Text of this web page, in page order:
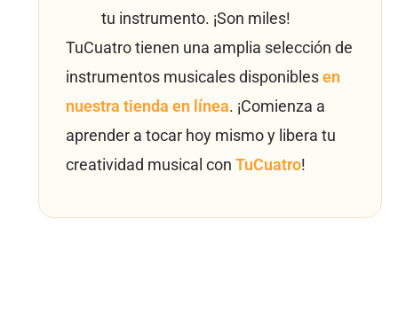
tu instrumento. ¡Son miles!
TuCuatro tienen una amplia selección de
instrumentos musicales disponibles en
nuestra tienda en línea. ¡Comienza a
aprender a tocar hoy mismo y libera tu
creatividad musical con TuCuatro!